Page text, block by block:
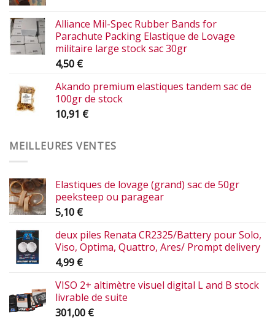
Alliance Mil-Spec Rubber Bands for
Parachute Packing Elastique de Lovage
militaire large stock sac 30gr
4,50 €
Akando premium elastiques tandem sac de
100gr de stock
10,91 €
MEILLEURES VENTES
Elastiques de lovage (grand) sac de 50gr
peeksteep ou paragear
5,10 €
deux piles Renata CR2325/Battery pour Solo,
Viso, Optima, Quattro, Ares/ Prompt delivery
4,99 €
VISO 2+ altimètre visuel digital L and B stock
livrable de suite
301,00 €